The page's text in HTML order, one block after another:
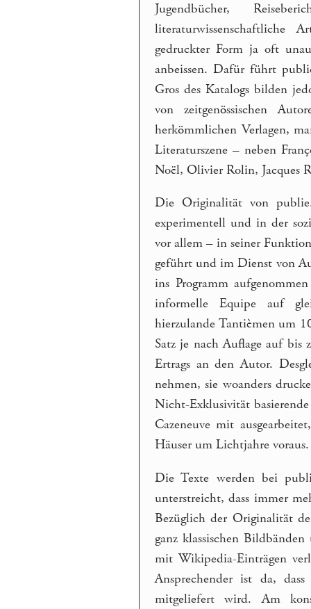
Jugendbücher,
literaturwissenschaftliche
gedruckter Form ja oft
anbeissen. Dafür führt
Gros des Katalogs bilden
von zeitgenössischen
herkömmlichen Verlagen,
Literaturszene – neben
Noël, Olivier Rolin, Jacques
Die Originalität von
experimentell und in der
vor allem – in seiner
geführt und im Dienst von
ins Programm
informelle Equipe auf
hierzulande Tantièmen um
Satz je nach Auflage auf bis
Ertrags an den Autor.
nehmen, sie woanders
Nicht-Exklusivität
Cazeneuve mit
Häuser um Lichtjahre voraus.
Die Texte werden bei
unterstreicht, dass immer
Bezüglich der Originalität
ganz klassischen
mit Wikipedia-Einträgen
Ansprechender ist da,
mitgeliefert wird. Am